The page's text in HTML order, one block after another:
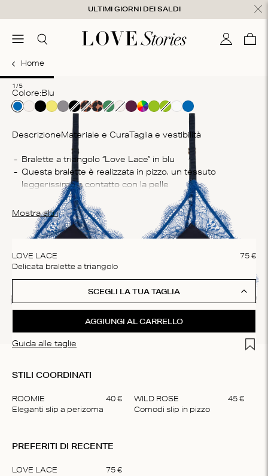
ULTIMI GIORNI DEI SALDI
menuCerca Il mio 0
Home
1/5
Colore: blu
DescrizioneMateriale e Cura Taglia e vestibilità
Bralette a triangolo “Love Lace” in blu
Questa bralette è realizzata in pizzo, un tessuto
leggerissimo a contatto con la pelle
Questa bralette non foderata offre un sostegno leggero
e garantisce una vestibilità comoda ma sicura
Mostra altri
LOVE LACE
Delicata bralette a triangolo
75 €
SCEGLI LA TUA TAGLIA
Guida alle taglie Add
AGGIUNGI AL CARRELLO
STILI COORDINATI
ROOMIE
Eleganti slip a perizoma
40 € WILD ROSE
Comodi slip in pizzo
45 €
of
PREFERITI DI RECENTE
LOVE LACE 75 €